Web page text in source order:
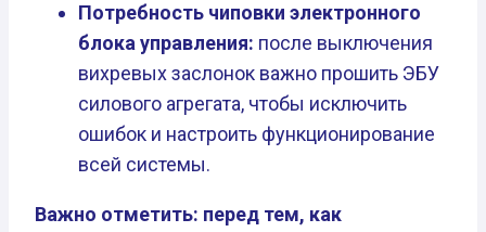
Потребность чиповки электронного
блока управления: после выключения
вихревых заслонок важно прошить ЭБУ
силового агрегата, чтобы исключить
ошибок и настроить функционирование
всей системы.
Важно отметить: перед тем, как